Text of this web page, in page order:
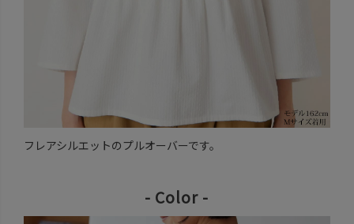
フレアシルエットのプルオーバーです。
- Color -